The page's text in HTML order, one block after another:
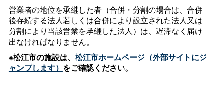
営業者の地位を承継した者（合併・分割の場合は、合併
後存続する法人若しくは合併により設立された法人又は
分割により当該営業を承継した法人）は、遅滞なく届け
出なければなりません。
※松江市の施設は、 松江市ホームページ（外部サイトにジ
ャンプします） をご確認ください。